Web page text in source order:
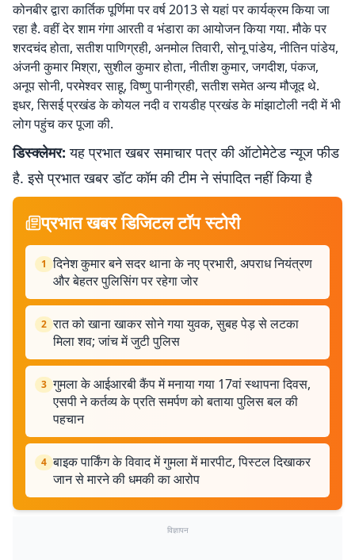
कोनबीर द्वारा कार्तिक पूर्णिमा पर वर्ष 2013 से यहां पर कार्यक्रम किया जा
रहा है. वहीं देर शाम गंगा आरती व भंडारा का आयोजन किया गया. मौके पर
शरदचंद होता, सतीश पाणिग्रही, अनमोल तिवारी, सोनू पांडेय, नीतिन पांडेय,
अंजनी कुमार मिश्रा, सुशील कुमार होता, नीतीश कुमार, जगदीश, पंकज,
अनूप सोनी, परमेश्वर साहू, विष्णु पानीग्रही, सतीश समेत अन्य मौजूद थे.
इधर, सिसई प्रखंड के कोयल नदी व रायडीह प्रखंड के मांझाटोली नदी में भी
लोग पहुंच कर पूजा की.
डिस्क्लेमर: यह प्रभात खबर समाचार पत्र की ऑटोमेटेड न्यूज फीड
है. इसे प्रभात खबर डॉट कॉम की टीम ने संपादित नहीं किया है
प्रभात खबर डिजिटल टॉप स्टोरी
1 दिनेश कुमार बने सदर थाना के नए प्रभारी, अपराध नियंत्रण
और बेहतर पुलिसिंग पर रहेगा जोर
2 रात को खाना खाकर सोने गया युवक, सुबह पेड़ से लटका
मिला शव; जांच में जुटी पुलिस
3 गुमला के आईआरबी कैंप में मनाया गया 17वां स्थापना दिवस,
एसपी ने कर्तव्य के प्रति समर्पण को बताया पुलिस बल की
पहचान
4 बाइक पार्किंग के विवाद में गुमला में मारपीट, पिस्टल दिखाकर
जान से मारने की धमकी का आरोप
विज्ञापन